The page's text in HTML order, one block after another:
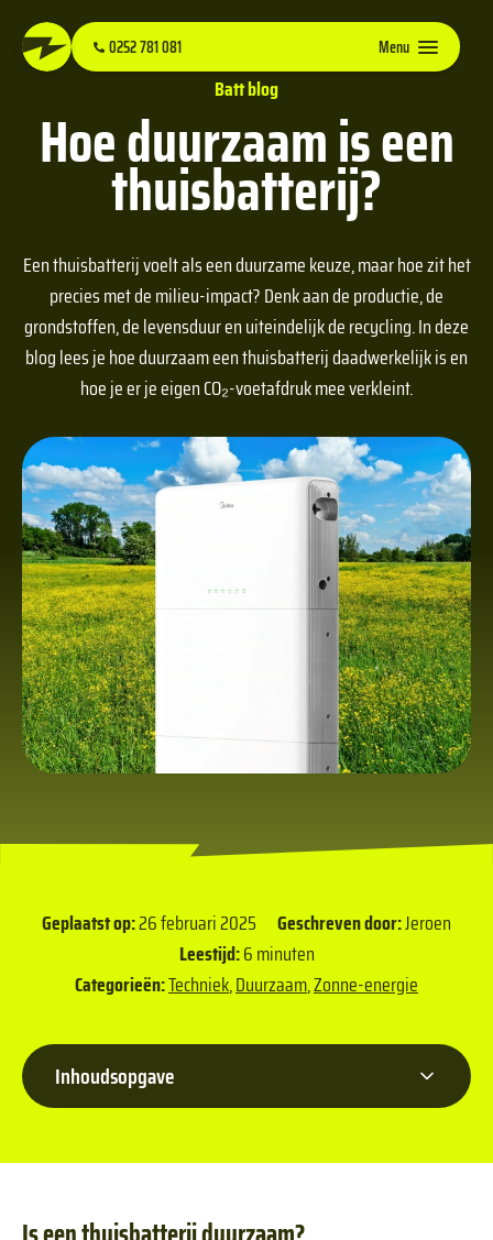
0252 781 081 Menu
Batt blog
Hoe duurzaam is een
thuisbatterij?
Een thuisbatterij voelt als een duurzame keuze, maar hoe zit het
precies met de milieu-impact? Denk aan de productie, de
grondstoffen, de levensduur en uiteindelijk de recycling. In deze
blog lees je hoe duurzaam een thuisbatterij daadwerkelijk is en
hoe je er je eigen CO₂-voetafdruk mee verkleint.
Geplaatst op:26 februari 2025 Geschreven door:Jeroen
Leestijd:6 minuten
Categorieën:Techniek,Duurzaam,Zonne-energie
Inhoudsopgave